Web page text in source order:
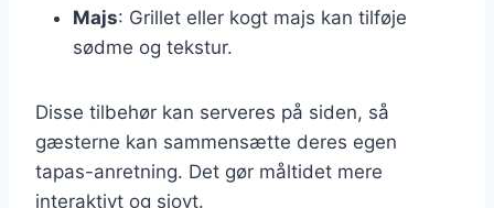
Majs: Grillet eller kogt majs kan tilføje
sødme og tekstur.
Disse tilbehør kan serveres på siden, så
gæsterne kan sammensætte deres egen
tapas-anretning. Det gør måltidet mere
interaktivt og sjovt.